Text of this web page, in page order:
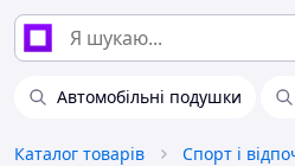
Автомобільні подушки
Каталог товарів Спорт і